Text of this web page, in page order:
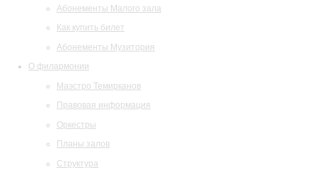
Абонементы Малого зала
Как купить билет
Абонементы Музитория
О филармонии
Маэстро Темирканов
Правовая информация
Оркестры
Планы залов
Структура